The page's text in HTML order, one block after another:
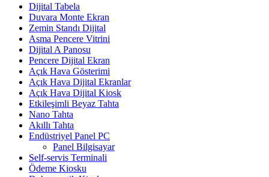
Dijital Tabela
Duvara Monte Ekran
Zemin Standı Dijital
Asma Pencere Vitrini
Dijital A Panosu
Pencere Dijital Ekran
Açık Hava Gösterimi
Açık Hava Dijital Ekranlar
Açık Hava Dijital Kiosk
Etkileşimli Beyaz Tahta
Nano Tahta
Akıllı Tahta
Endüstriyel Panel PC
Panel Bilgisayar
Self-servis Terminali
Ödeme Kiosku